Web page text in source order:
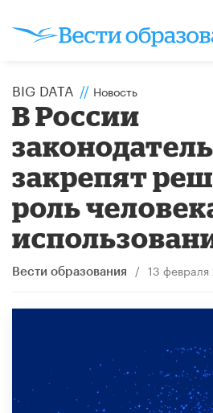
BIG DATA // Новость
В России
закрепят
роль
Вести образования / 13